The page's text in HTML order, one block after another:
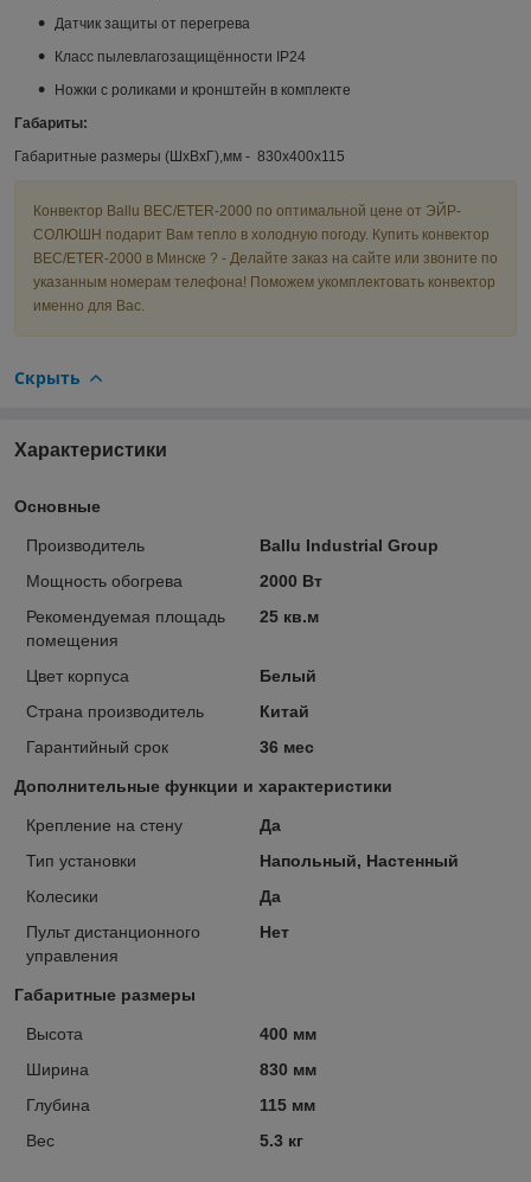
Датчик защиты от перегрева
Класс пылевлагозащищённости IP24
Ножки с роликами и кронштейн в комплекте
Габариты:
Габаритные размеры (ШхВхГ),мм - 830х400х115
Конвектор Ballu BEC/ETER-2000 по оптимальной цене от ЭЙР-
СОЛЮШН подарит Вам тепло в холодную погоду. Купить конвектор
BEC/ETER-2000 в Минске ? - Делайте заказ на сайте или звоните по
указанным номерам телефона! Поможем укомплектовать конвектор
именно для Вас.
Скрыть
Характеристики
Основные
Производитель
Ballu Industrial Group
Мощность обогрева
2000 Вт
Рекомендуемая площадь
помещения
25 кв.м
Цвет корпуса
Белый
Страна производитель
Китай
Гарантийный срок
36 мес
Дополнительные функции и характеристики
Крепление на стену
Да
Тип установки
Напольный, Настенный
Колесики
Да
Пульт дистанционного
управления
Нет
Габаритные размеры
Высота
400 мм
Ширина
830 мм
Глубина
115 мм
Вес
5.3 кг